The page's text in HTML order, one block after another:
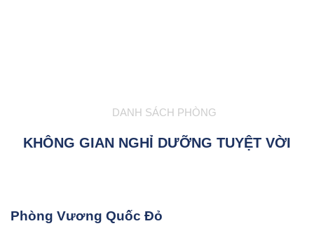
DANH SÁCH PHÒNG
KHÔNG GIAN NGHỈ DƯỠNG TUYỆT VỜI
Phòng Vương Quốc Đỏ